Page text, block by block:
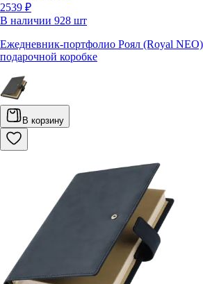
2539 ₽
В наличии 928 шт
Ежедневник-портфолио Роял (Royal
подарочной коробке
В корзину